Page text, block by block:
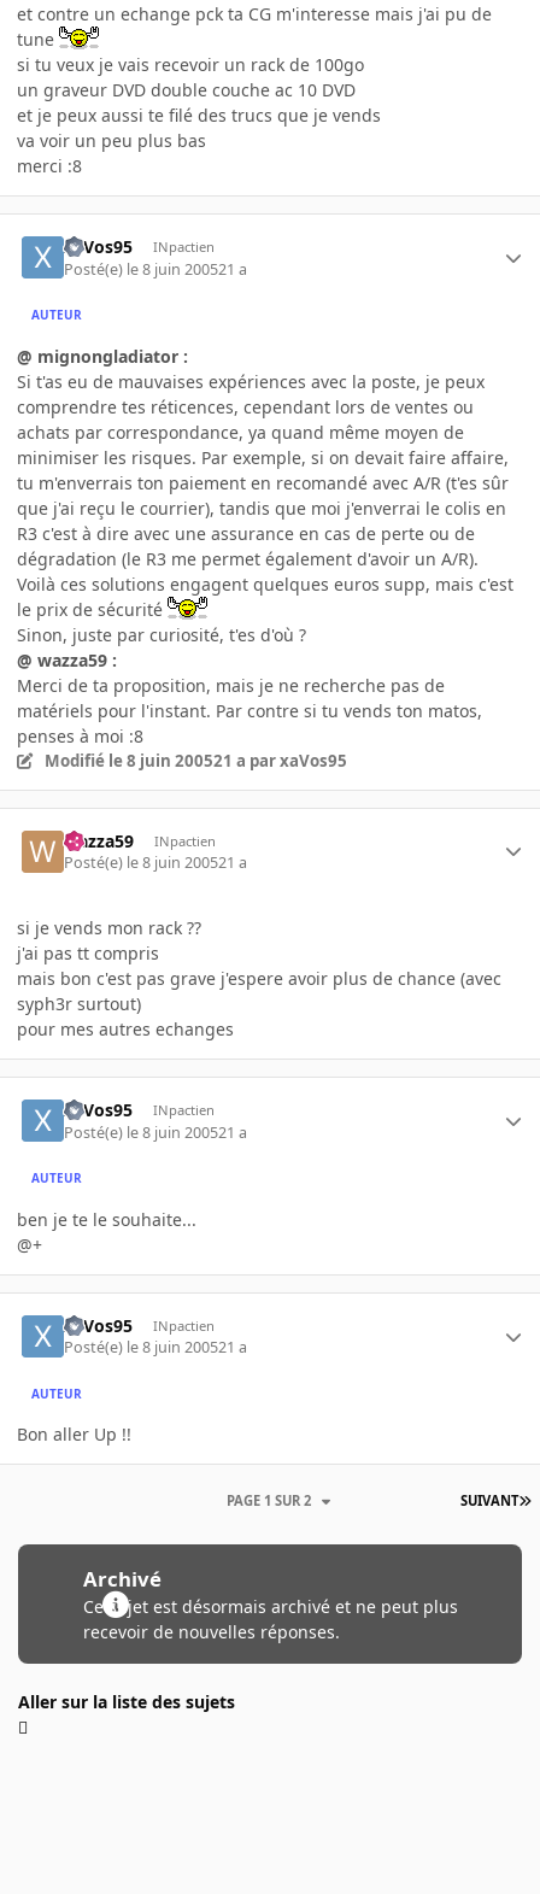
et contre un echange pck ta CG m'interesse mais j'ai pu de
tune
si tu veux je vais recevoir un rack de 100go
un graveur DVD double couche ac 10 DVD
et je peux aussi te filé des trucs que je vends
va voir un peu plus bas
merci :8
xaVos95 INpactien
Posté(e) le 8 juin 200521 a
AUTEUR
@ mignongladiator :
Si t'as eu de mauvaises expériences avec la poste, je peux
comprendre tes réticences, cependant lors de ventes ou
achats par correspondance, ya quand même moyen de
minimiser les risques. Par exemple, si on devait faire affaire,
tu m'enverrais ton paiement en recomandé avec A/R (t'es sûr
que j'ai reçu le courrier), tandis que moi j'enverrai le colis en
R3 c'est à dire avec une assurance en cas de perte ou de
dégradation (le R3 me permet également d'avoir un A/R).
Voilà ces solutions engagent quelques euros supp, mais c'est
le prix de sécurité
Sinon, juste par curiosité, t'es d'où ?
@ wazza59 :
Merci de ta proposition, mais je ne recherche pas de
matériels pour l'instant. Par contre si tu vends ton matos,
penses à moi :8
Modifié le 8 juin 200521 a par xaVos95
wazza59 INpactien
Posté(e) le 8 juin 200521 a
si je vends mon rack ??
j'ai pas tt compris
mais bon c'est pas grave j'espere avoir plus de chance (avec
syph3r surtout)
pour mes autres echanges
xaVos95 INpactien
Posté(e) le 8 juin 200521 a
AUTEUR
ben je te le souhaite...
@+
xaVos95 INpactien
Posté(e) le 8 juin 200521 a
AUTEUR
Bon aller Up !!
SUIVANT
PAGE 1 SUR 2
Archivé
Ce sujet est désormais archivé et ne peut plus
recevoir de nouvelles réponses.
Aller sur la liste des sujets